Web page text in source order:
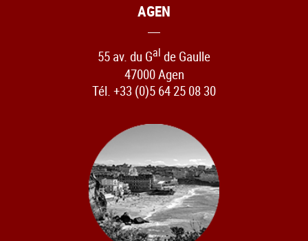
AGEN
55 av. du Gal de Gaulle
47000 Agen
Tél. +33 (0)5 64 25 08 30